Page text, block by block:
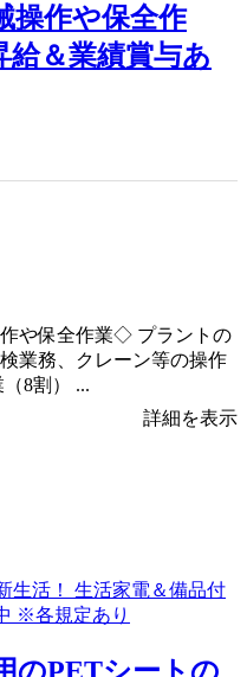
操作や保全作
＆業績賞与あ
や保全作業◇ プラントの
業務、クレーン等の操作
8割） ...
詳細を表示
のPETシートの